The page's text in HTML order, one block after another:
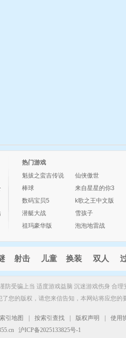
热门游戏
魁拔之蛮吉传说
仙侠傲世
棒球
来自星星的你3
数码宝贝5
k歌之王中文版
潜艇大战
雪孩子
祖玛豪华版
泡泡地雷战
射击 儿童 换装 双人
防受骗上当 适度游戏益脑 沉迷游戏伤身 合
您的版权，请您来信告知，本网站将应您的
索引地图 按索引查找 版权声明
使用
沪ICP备2025133825号-1